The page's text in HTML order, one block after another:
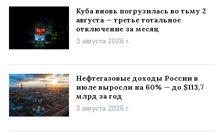
Куба вновь погрузилась во тьму 2
августа — третье тотальное
отключение за месяц
3 августа 2026 г.
Нефтегазовые доходы России в
июле выросли на 60% — до $113,7
млрд за год
3 августа 2026 г.